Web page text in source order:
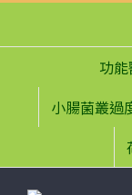
功
小腸菌叢過